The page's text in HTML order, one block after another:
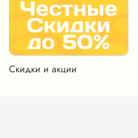
Скидки и акции